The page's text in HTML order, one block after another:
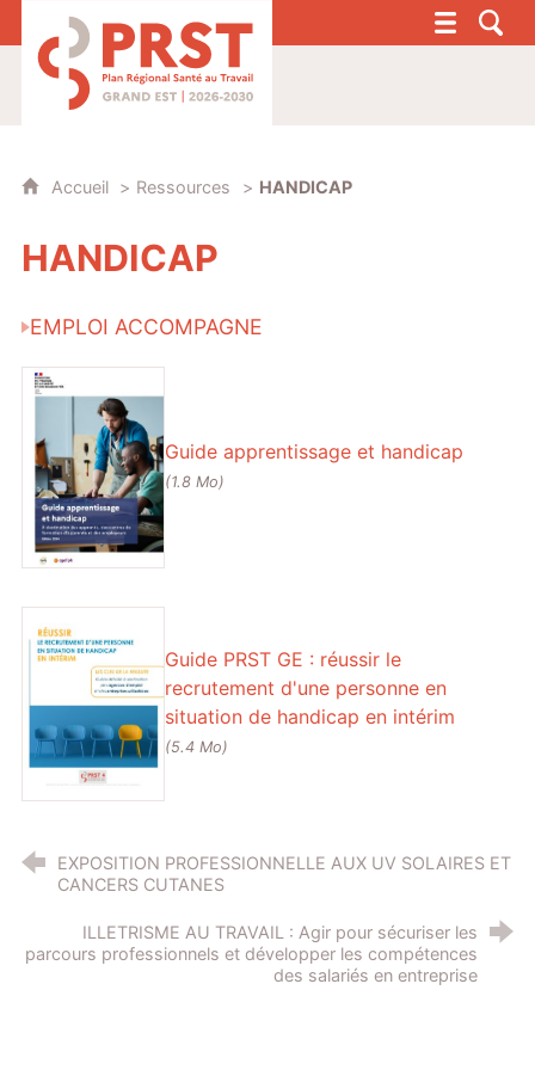
PRST 4 - Plan Régional Santé au Travail
Accueil Ressources HANDICAP
HANDICAP
EMPLOI ACCOMPAGNE
Guide apprentissage et handicap
(1.8 Mo)
Guide PRST GE : réussir le
recrutement d'une personne en
situation de handicap en intérim
(5.4 Mo)
EXPOSITION PROFESSIONNELLE AUX UV SOLAIRES ET
CANCERS CUTANES
ILLETRISME AU TRAVAIL : Agir pour sécuriser les
parcours professionnels et développer les compétences
des salariés en entreprise